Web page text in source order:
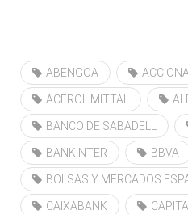
ABENGOA
ACEROL MITTAL
BANCO DE SABADELL
BANKINTER BBVA
BOLSAS Y MERCADOS
CAIXABANK